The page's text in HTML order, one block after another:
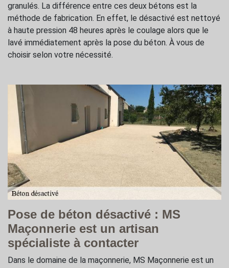
granulés. La différence entre ces deux bétons est la
méthode de fabrication. En effet, le désactivé est nettoyé
à haute pression 48 heures après le coulage alors que le
lavé immédiatement après la pose du béton. À vous de
choisir selon votre nécessité.
Pose de béton désactivé : MS
Maçonnerie est un artisan
spécialiste à contacter
Dans le domaine de la maçonnerie, MS Maçonnerie est un